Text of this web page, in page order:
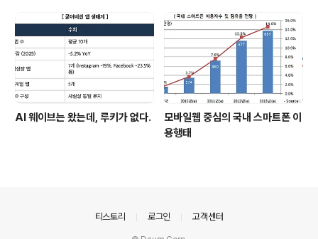
AI 웨이브는 왔는데, 루키가 없다.
모바일웹 중심의 국내 스마트폰 이
용행태
티스토리 로그인 고객센터